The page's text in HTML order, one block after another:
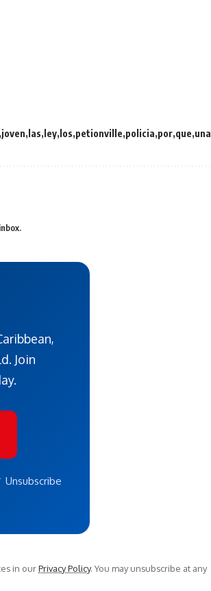
joven las ley los petionville policia por que una
Join
in ourPrivacy Policy. You may unsubscribe at any